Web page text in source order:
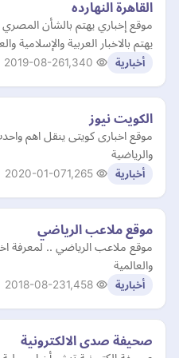
القاهرة النهارده
موقع إخباري يهتم بالشأن
يهتم بالاخبار العربية والإسلامية
أخبارية 2019-08-26
الكويت نيوز
موقع اخبارى كويتى ينقل اهم
والرياضية
أخبارية 2020-01-07
موقع ملاعب الرياضي
موقع ملاعب الرياضي .. لمعرفة اخر
والعالمية
أخبارية 2018-08-23
صحيفة صدى الالكترونية